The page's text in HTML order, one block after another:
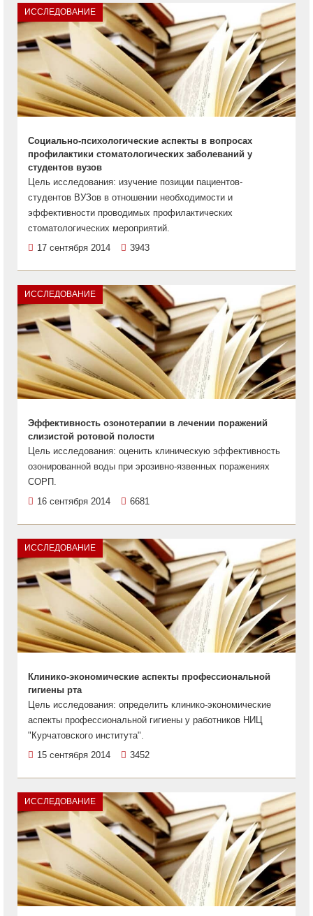
ИССЛЕДОВАНИЕ
Социально-психологические аспекты в вопросах
профилактики стоматологических заболеваний у
студентов вузов
Цель исследования: изучение позиции пациентов-
студентов ВУЗов в отношении необходимости и
эффективности проводимых профилактических
стоматологических мероприятий.
17 сентября 2014
3943
ИССЛЕДОВАНИЕ
Эффективность озонотерапии в лечении поражений
слизистой ротовой полости
Цель исследования: оценить клиническую эффективность
озонированной воды при эрозивно-язвенных поражениях
СОРП.
16 сентября 2014
6681
ИССЛЕДОВАНИЕ
Клинико-экономические аспекты профессиональной
гигиены рта
Цель исследования: определить клинико-экономические
аспекты профессиональной гигиены у работников НИЦ
"Курчатовского института".
15 сентября 2014
3452
ИССЛЕДОВАНИЕ